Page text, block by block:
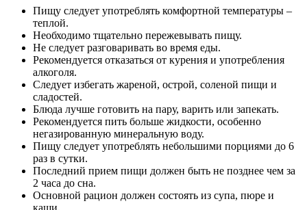
Пищу следует употреблять комфортной температуры –
теплой.
Необходимо тщательно пережевывать пищу.
Не следует разговаривать во время еды.
Рекомендуется отказаться от курения и употребления
алкоголя.
Следует избегать жареной, острой, соленой пищи и
сладостей.
Блюда лучше готовить на пару, варить или запекать.
Рекомендуется пить больше жидкости, особенно
негазированную минеральную воду.
Пищу следует употреблять небольшими порциями до 6
раз в сутки.
Последний прием пищи должен быть не позднее чем за
2 часа до сна.
Основной рацион должен состоять из супа, пюре и
каши.